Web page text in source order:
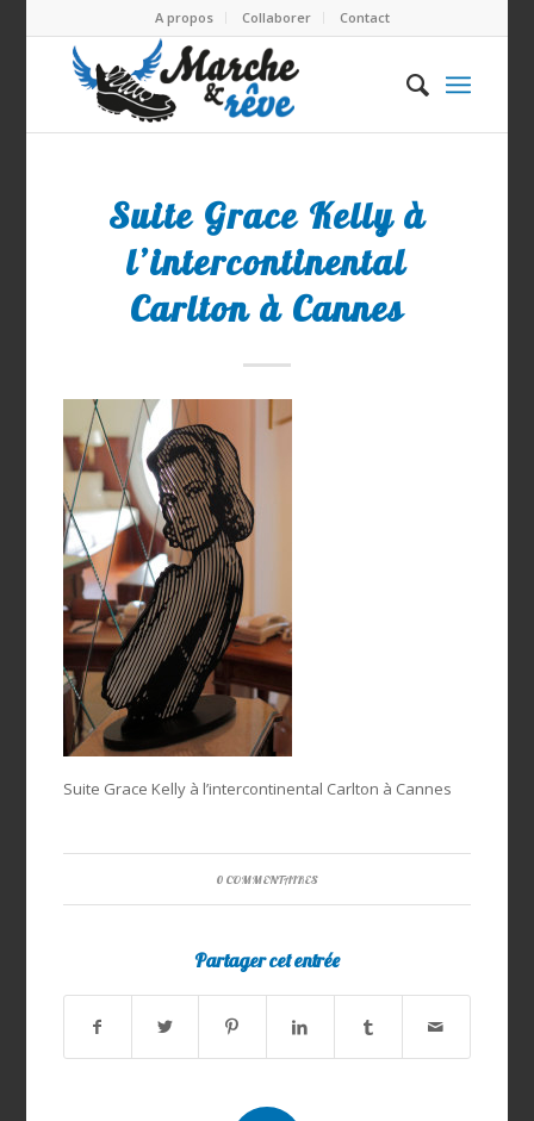
A propos Collaborer Contact
Suite Grace Kelly à
l’intercontinental
Carlton à Cannes
Suite Grace Kelly à l’intercontinental Carlton à Cannes
0 COMMENTAIRES
Partager cet entrée